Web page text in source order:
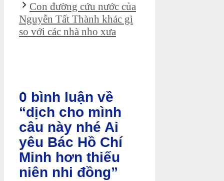
Con đường cứu nước của
Nguyễn Tất Thành khác gì
so với các nhà nho xưa
0 bình luận về
“dịch cho mình
câu này nhé Ai
yêu Bác Hồ Chí
Minh hơn thiếu
niên nhi đồng”